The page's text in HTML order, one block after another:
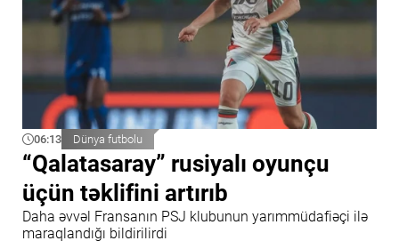
06:13 Dünya futbolu
“Qalatasaray” rusiyalı oyunçu
üçün təklifini artırıb
Daha əvvəl Fransanın PSJ klubunun yarımmüdafiəçi ilə
maraqlandığı bildirilirdi